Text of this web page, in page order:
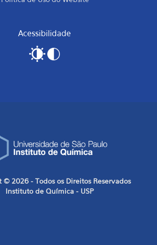
Acessibilidade
2026 - Todos os Direitos Reservados
Instituto de Química - USP